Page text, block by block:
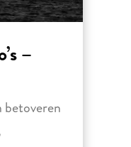
–
betoveren